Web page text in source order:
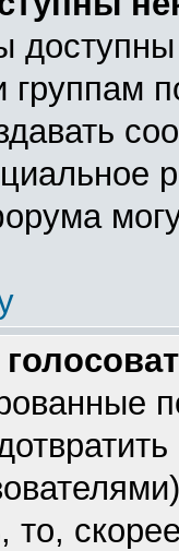
группам
то,